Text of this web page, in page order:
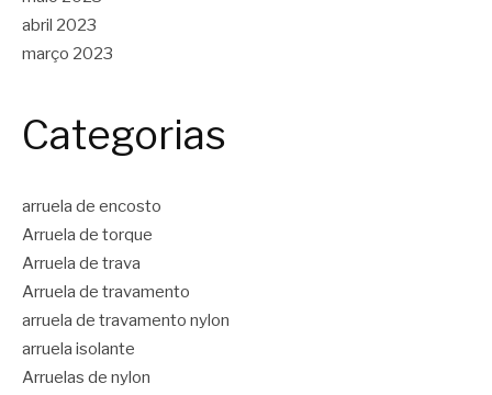
abril 2023
março 2023
Categorias
arruela de encosto
Arruela de torque
Arruela de trava
Arruela de travamento
arruela de travamento nylon
arruela isolante
Arruelas de nylon